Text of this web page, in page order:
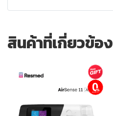
สินค้าที่เกี่ยวข้อง
ผ่อนชำระ